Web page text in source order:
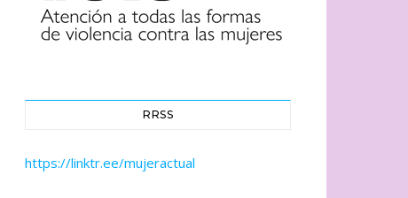
RRSS
https://linktr.ee/mujeractual